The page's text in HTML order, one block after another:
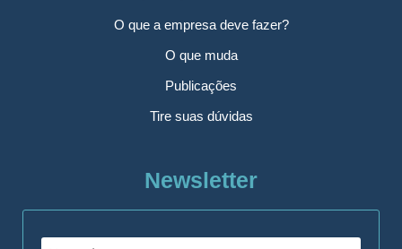
O que a empresa deve fazer?
O que muda
Publicações
Tire suas dúvidas
Newsletter